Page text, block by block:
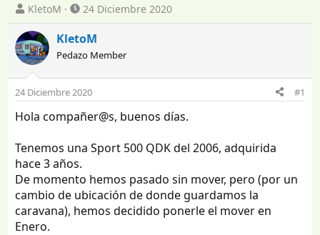
I
n
i
c
i
a
d
o
r
e
t
e
m
a
KletoM
F
e
c
a
d
e
i
n
c
24 Diciembre 2020
KletoM
Pedazo Member
24 Diciembre 2020 #1
Hola compañer@s, buenos días.
Tenemos una Sport 500 QDK del 2006, adquirida
hace 3 años.
De momento hemos pasado sin mover, pero (por un
cambio de ubicación de donde guardamos la
caravana), hemos decidido ponerle el mover en
Enero.